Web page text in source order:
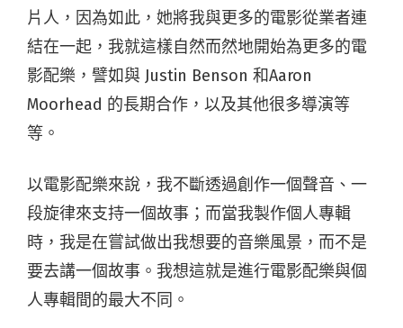
片人，因為如此，她將我與更多的電影從業者連
結在一起，我就這樣自然而然地開始為更多的電
影配樂，譬如與 Justin Benson 和Aaron
Moorhead 的長期合作，以及其他很多導演等
等。
以電影配樂來說，我不斷透過創作一個聲音、一
段旋律來支持一個故事；而當我製作個人專輯
時，我是在嘗試做出我想要的音樂風景，而不是
要去講一個故事。我想這就是進行電影配樂與個
人專輯間的最大不同。